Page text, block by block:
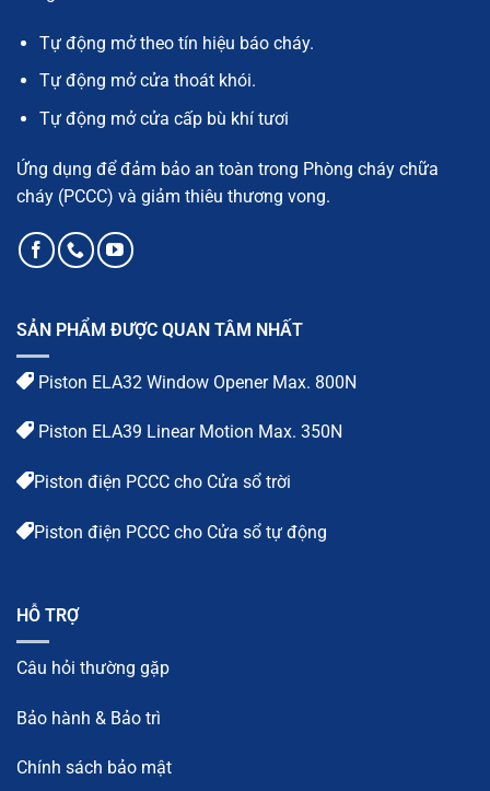
Tự động mở theo tín hiệu báo cháy.
Tự động mở cửa thoát khói.
Tự động mở cửa cấp bù khí tươi
Ứng dụng để đảm bảo an toàn trong Phòng cháy chữa
cháy (PCCC) và giảm thiêu thương vong.
SẢN PHẨM ĐƯỢC QUAN TÂM NHẤT
Piston ELA32 Window Opener Max. 800N
Piston ELA39 Linear Motion Max. 350N
Piston điện PCCC cho Cửa sổ trời
Piston điện PCCC cho Cửa sổ tự động
HỖ TRỢ
Câu hỏi thường gặp
Bảo hành & Bảo trì
Chính sách bảo mật